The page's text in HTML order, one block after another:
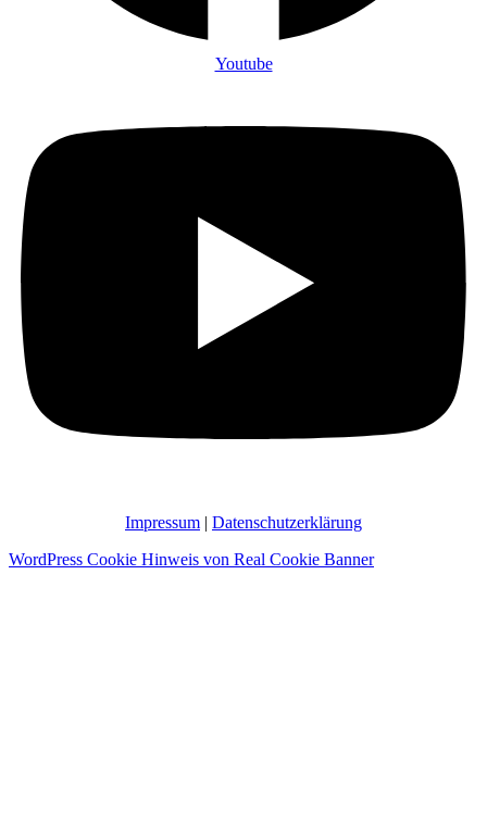
Youtube
Impressum | Datenschutzerklärung
WordPress Cookie Hinweis von Real Cookie Banner